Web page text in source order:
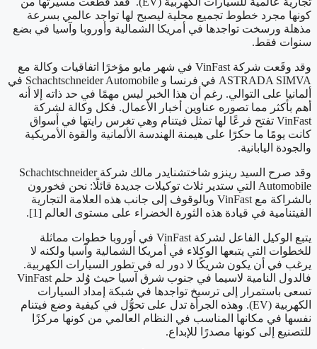
كونها مجرد خطوط تجميع محلية ليصبح لها تواجد عالمي بسرعة
مذهلة ورسخت تواجدها في أمريكا الشمالية وأوروبا وآسيا في بضع
سنوات فقط.
وقد وقَعت شركة VinFast في شهر مايو مؤخرًا اتفاقيات وكالة مع
ASTRADA SIMVA في فرنسا و Schachtschneider Automobile في
ألمانيا على التوالي. رغم أن هذا الخبر ليس مهمًا في حد ذاته إلا أنه
أهم بأكثر مما تصوره عناوين أخبار الأعمال. فكل وكالة لشركة
VinFast تفتح فرعًا لها تمثل فيتنام وهي تغرس رايتها في أسواق
كانت يومًا ما حكرًا على هيمنة الهندسة الألمانية والقوة الأمريكية
والجودة اليابانية.
وقد صرح السيد رينزو شاختشنايدر مالك شركة Schachtschneider
Automobile التي ستدير ثلاث توكيلات جديدة قائلًا: نحن فخورون
بالشراكة مع VinFast وبالوقوف إلى جانب هذه العلامة التجارية
الفيتنامية في قيادة هذه الثورة الخضراء على مستوى العالم [1].
يتبع الوكيل الفاعل لشركة VinFast في أوروبا خطوات مماثلة
للخطوات التي يتبعها الوكلاء في أمريكا الشمالية وآسيا ولكنه لا
يرغب في أن يكون شريكًا لا دور له في تطور السيارات الكهربية.
فالدول النامية لاسيما في جنوب شرق آسيا حيث وُلد حلم VinFast
تسعى باستمرار إلى ترسيخ تواجدها في شبكة إمداد السيارات
الكهربية (EV). وهذه الجرأة تدل على تحوُّل في كيفية وضع فيتنام
نفسها في مكانها المناسب في النظام العالمي من كونها مركزًا
للتصنيع إلى كونها مصدرًا للإبداع.